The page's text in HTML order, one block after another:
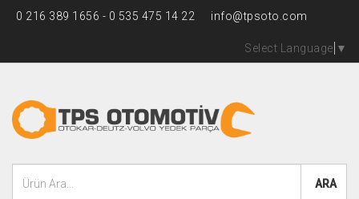
0 216 389 1656 - 0 535 475 14 22 info@tpsoto.com
Select Language ▼
ARA